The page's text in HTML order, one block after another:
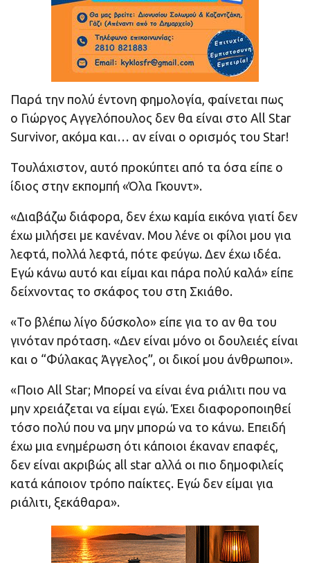
Παρά την πολύ έντονη φημολογία, φαίνεται πως
ο Γιώργος Αγγελόπουλος δεν θα είναι στο All Star
Survivor, ακόμα και… αν είναι ο ορισμός του Star!
Τουλάχιστον, αυτό προκύπτει από τα όσα είπε ο
ίδιος στην εκπομπή «Όλα Γκουντ».
«Διαβάζω διάφορα, δεν έχω καμία εικόνα γιατί δεν
έχω μιλήσει με κανέναν. Μου λένε οι φίλοι μου για
λεφτά, πολλά λεφτά, πότε φεύγω. Δεν έχω ιδέα.
Εγώ κάνω αυτό και είμαι και πάρα πολύ καλά» είπε
δείχνοντας το σκάφος του στη Σκιάθο.
«Το βλέπω λίγο δύσκολο» είπε για το αν θα του
γινόταν πρόταση. «Δεν είναι μόνο οι δουλειές είναι
και ο “Φύλακας Άγγελος”, οι δικοί μου άνθρωποι».
«Ποιο All Star; Μπορεί να είναι ένα ριάλιτι που να
μην χρειάζεται να είμαι εγώ. Έχει διαφοροποιηθεί
τόσο πολύ που να μην μπορώ να το κάνω. Επειδή
έχω μια ενημέρωση ότι κάποιοι έκαναν επαφές,
δεν είναι ακριβώς all star αλλά οι πιο δημοφιλείς
κατά κάποιον τρόπο παίκτες. Εγώ δεν είμαι για
ριάλιτι, ξεκάθαρα».